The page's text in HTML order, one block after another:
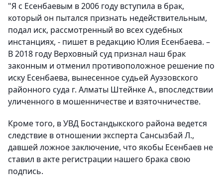
"Я с Есенбаевым в 2006 году вступила в брак,
который он пытался признать недействительным,
подал иск, рассмотренный во всех судебных
инстанциях, - пишет в редакцию Юлия Есенбаева. –
В 2018 году Верховный суд признал наш брак
законным и отменил противоположное решение по
иску Есенбаева, вынесенное судьей Ауэзовского
районного суда г. Алматы Штейнке А., впоследствии
уличенного в мошенничестве и взяточничестве.
Кроме того, в УВД Бостандыкского района ведется
следствие в отношении эксперта Сансызбай Л.,
давшей ложное заключение, что якобы Есенбаев не
ставил в акте регистрации нашего брака свою
подпись.